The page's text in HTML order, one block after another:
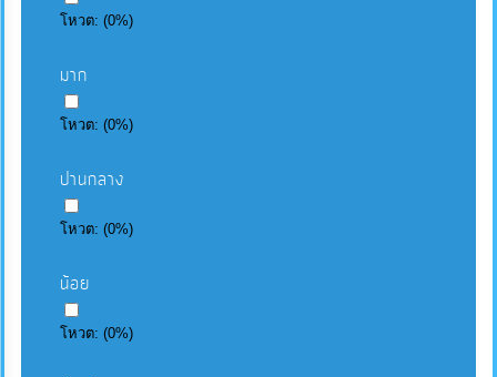
โหวต:(0%)
มาก
โหวต:(0%)
ปานกลาง
โหวต:(0%)
น้อย
โหวต:(0%)